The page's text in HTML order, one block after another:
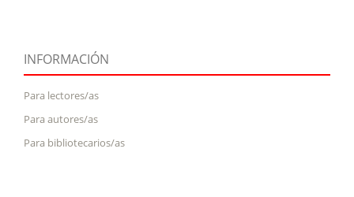
INFORMACIÓN
Para lectores/as
Para autores/as
Para bibliotecarios/as